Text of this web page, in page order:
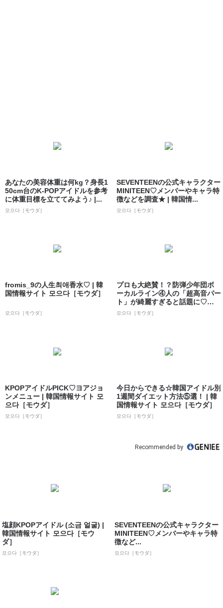
あなたの美容体重は何kg？身長1
50cm台のK-POPアイドルを参考
に体重目標を立ててみよう♪ |...
모으다［モウダ］
SEVENTEENの公式キャラクター
MINITEEN♡メンバーやキャラ特
徴などを調査★ | 韓国情...
모으다［モウダ］
fromis_9の人生최애香水♡ | 韓
国情報サイト 모으다［モウダ］
모으다［モウダ］
プロも大絶賛！？防弾少年団ボ
ーカルライン④人の「超高音パー
ト」が綺麗すぎると話題に♡♡ |
韓国情...
모으다［モウダ］
KPOPアイドルPICK♡ヨアジョ
ンメニュー | 韓国情報サイト 모
으다［モウダ］
모으다［モウダ］
今日からできる☆韓国アイドル別
1週間ダイエット方法⑤選！ | 韓
国情報サイト 모으다［モウダ］
모으다［モウダ］
Recommended by
塩顔KPOPアイドル (소금 얼굴) |
韓国情報サイト 모으다［モウ
ダ］
모으다［モウダ］
SEVENTEENの公式キャラクター
MINITEEN♡メンバーやキャラ特
徴など...
모으다［モウダ］